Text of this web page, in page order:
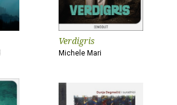
Verdigris
Michele Mari